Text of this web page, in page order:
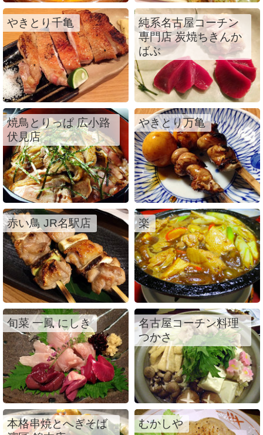
やきとり千亀
純系名古屋コーチン
専門店 炭焼ちきんか
ばぶ
焼鳥とりっぱ 広小路
伏見店
やきとり万亀
赤い鳥 JR名駅店 楽
旬菜 一鳳 にしき
名古屋コーチン料理
つかさ
本格串焼とへぎそば
むかしや